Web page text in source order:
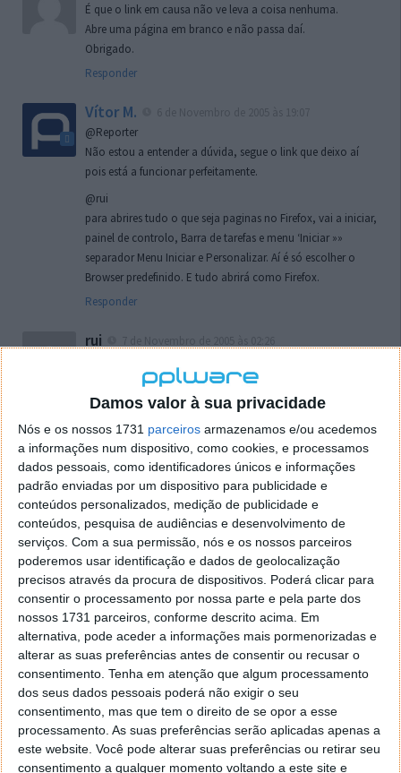
Damos valor à sua privacidade
Nós e os nossos 1731 parceiros armazenamos e/ou acedemos
a informações num dispositivo, como cookies, e processamos
dados pessoais, como identificadores únicos e informações
padrão enviadas por um dispositivo para publicidade e
conteúdos personalizados, medição de publicidade e
conteúdos, pesquisa de audiências e desenvolvimento de
serviços. Com a sua permissão, nós e os nossos parceiros
poderemos usar identificação e dados de geolocalização
precisos através da procura de dispositivos. Poderá clicar para
consentir o processamento por nossa parte e pela parte dos
nossos 1731 parceiros, conforme descrito acima. Em
alternativa, pode aceder a informações mais pormenorizadas e
alterar as suas preferências antes de consentir ou recusar o
consentimento. Tenha em atenção que algum processamento
dos seus dados pessoais poderá não exigir o seu
consentimento, mas que tem o direito de se opor a esse
processamento. As suas preferências serão aplicadas apenas a
este website. Você pode alterar suas preferências ou retirar seu
consentimento a qualquer momento voltando a este site e
É que o link em causa não ve leva a coisa nenhuma.
Abre uma página em branco e não passa daí.
Obrigado.
Responder
Vítor M.
@Reporter
Não estou a entender a dúvida, segue o link que deixo aí
pois está a funcionar perfeitamente.
@rui
para abrires tudo o que seja paginas no Firefox, vai a iniciar,
painel de controlo, Barra de tarefas e menu ‘Iniciar »»
separador Menu Iniciar e Personalizar. Aí é só escolher o
Browser predefinido. E tudo abrirá como Firefox.
Responder
rui
localizaçao referida n se encontra la nada k me permita por
o firefox como browser predefenido
Ja percorri o painel
tentei apagar o explorer na tentativa de forçar o uso do
firefox mas em vao. Kaso te lembres de outra dica fico
agradecido, caso contrario obrigado a mesma
Responder
Vítor M.
7 de Novembro de 2005 às 01:39
@Reporter
Desculpa mas o link funciona. Seja como for segue por mail
o MSn Messenger 8.
Responder
Vítor M.
@Rui
Tens de encontrar o que te falei. Faz da seguinte maneira,
janela iniciar e no topo dessa janela com o botão direito do
rato faz propriedades. Depois no separador Menu ‘Iniciar’
clica no botão ‘Personalizar’ aí encontrarás no separador